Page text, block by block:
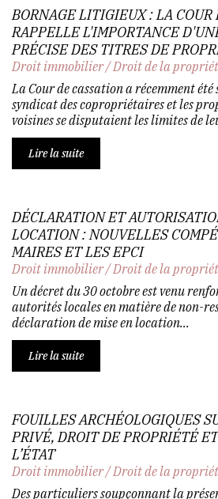
BORNAGE LITIGIEUX : LA COUR
RAPPELLE L'IMPORTANCE
PRÉCISE DES TITRES DE
Droit immobilier/Droit de la
La Cour de cassation a récemment
syndicat des copropriétaires et les
voisines se disputaient les limites de
Lire la suite
DÉCLARATION ET
LOCATION : NOUVELLES
MAIRES ET LES EPCI
Droit immobilier/Droit de la
Un décret du 30 octobre est venu
autorités locales en matière de non-
déclaration de mise en location...
Lire la suite
FOUILLES ARCHÉOLOGIQUES
PRIVÉ, DROIT DE PROPRIÉTÉ
L’ÉTAT
Droit immobilier/Droit de la
Des particuliers soupçonnant la